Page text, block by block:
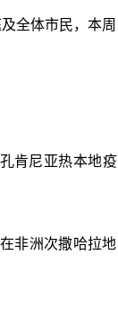
全体市民，本周
肯尼亚热本地疫
非洲次撒哈拉地